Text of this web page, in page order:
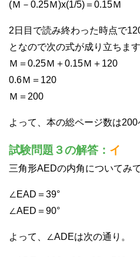
(Ｍ－0.25Ｍ)x(1/5)＝0.15Ｍ
2日目で読み終わった時点で
となので次の式が成り立ちます
Ｍ＝0.25Ｍ＋0.15Ｍ＋120
0.6Ｍ＝120
Ｍ＝200
よって、本の総ページ数は200
試験問題３の解答： イ
三角形AEDの内角についてみ
∠EAD＝39°
∠AED＝90°
よって、∠ADEは次の通り。